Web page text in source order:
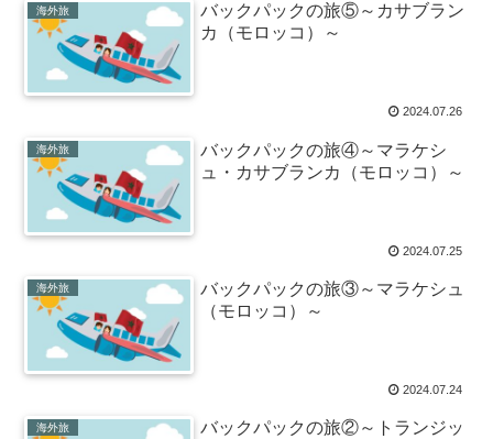
海外旅
バックパックの旅⑤～カサブラン
カ（モロッコ）～
2024.07.26
海外旅
バックパックの旅④～マラケシ
ュ・カサブランカ（モロッコ）～
2024.07.25
海外旅
バックパックの旅③～マラケシュ
（モロッコ）～
2024.07.24
海外旅
バックパックの旅②～トランジッ